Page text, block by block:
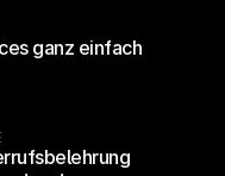
ganz einfach